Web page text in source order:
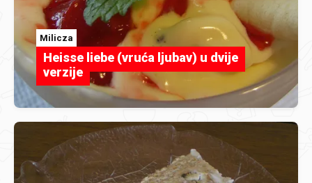
Milicza
Heisse liebe (vruća ljubav) u dvije
verzije